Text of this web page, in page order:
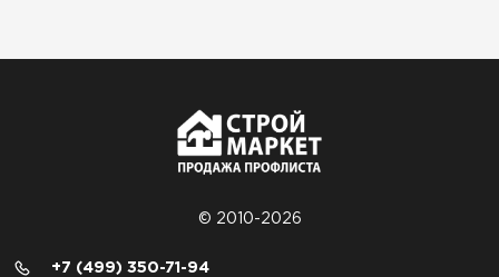
© 2010-2026
+7 (499) 350-71-94